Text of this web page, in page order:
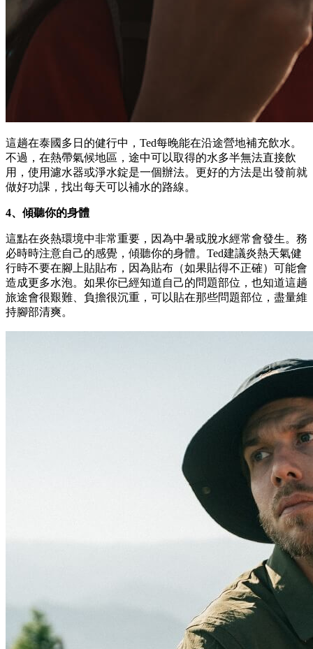
這趟在泰國多日的健行中，Ted每晚能在沿途營地補充飲水。
不過，在熱帶氣候地區，途中可以取得的水多半無法直接飲
用，使用濾水器或淨水錠是一個辦法。更好的方法是出發前就
做好功課，找出每天可以補水的路線。
4、傾聽你的身體
這點在炎熱環境中非常重要，因為中暑或脫水經常會發生。務
必時時注意自己的感覺，傾聽你的身體。Ted建議炎熱天氣健
行時不要在腳上貼貼布，因為貼布（如果貼得不正確）可能會
造成更多水泡。如果你已經知道自己的問題部位，也知道這趟
旅途會很艱難、負擔很沉重，可以貼在那些問題部位，盡量維
持腳部清爽。